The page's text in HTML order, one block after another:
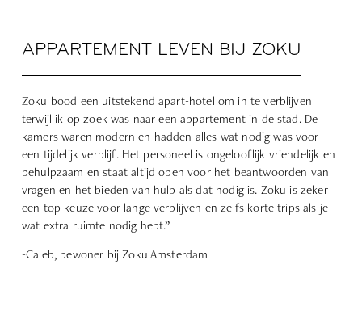
APPARTEMENT LEVEN BIJ ZOKU
Zoku bood een uitstekend apart-hotel om in te verblijven
terwijl ik op zoek was naar een appartement in de stad. De
kamers waren modern en hadden alles wat nodig was voor
een tijdelijk verblijf. Het personeel is ongelooflijk vriendelijk en
behulpzaam en staat altijd open voor het beantwoorden van
vragen en het bieden van hulp als dat nodig is. Zoku is zeker
een top keuze voor lange verblijven en zelfs korte trips als je
wat extra ruimte nodig hebt.”
-Caleb, bewoner bij Zoku Amsterdam